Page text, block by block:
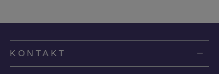
KONTAKT